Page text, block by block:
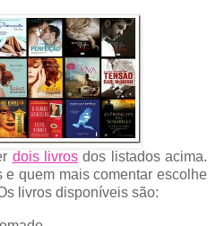
dois livrosdos listados acima.
e quem mais comentar escolhe
livros disponíveis são: